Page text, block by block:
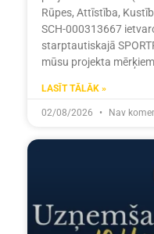
Rūpes, Attīstība,
SCH-000313667
starptautiskajā
mūsu projekta
LASĪT TĀLĀK »
02/08/2026 Nav